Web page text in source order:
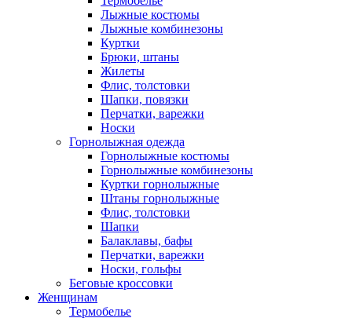
Лыжные костюмы
Лыжные комбинезоны
Куртки
Брюки, штаны
Жилеты
Флис, толстовки
Шапки, повязки
Перчатки, варежки
Носки
Горнолыжная одежда
Горнолыжные костюмы
Горнолыжные комбинезоны
Куртки горнолыжные
Штаны горнолыжные
Флис, толстовки
Шапки
Балаклавы, бафы
Перчатки, варежки
Носки, гольфы
Беговые кроссовки
Женщинам
Термобелье